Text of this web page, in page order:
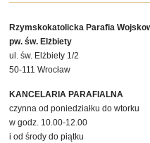
Rzymskokatolicka Parafia
pw. św. Elżbiety
ul. św. Elżbiety 1/2
50-111 Wrocław
KANCELARIA PARAFIALNA
czynna od poniedziałku do wtorku
w godz. 10.00-12.00
i od środy do piątku